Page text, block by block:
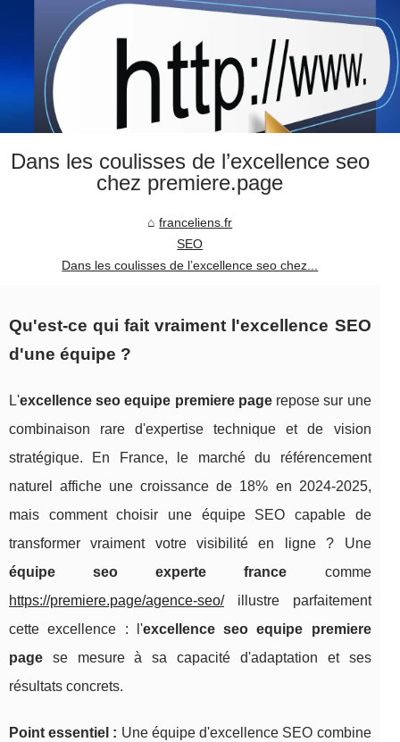
Dans les coulisses de l’excellence seo
chez premiere.page
franceliens.fr
SEO
Dans les coulisses de l’excellence seo chez...
Qu'est-ce qui fait vraiment l'excellence SEO
d'une équipe ?
L'excellence seo equipe premiere pagerepose sur une
combinaison rare d'expertise technique et de vision
stratégique. En France, le marché du référencement
naturel affiche une croissance de 18% en 2024-2025,
mais comment choisir une équipe SEO capable de
transformer vraiment votre visibilité en ligne ? Une
équipe seo experte france comme
https://premiere.page/agence-seo/illustre parfaitement
cette excellence : l'excellence seo equipe premiere
page se mesure à sa capacité d'adaptation et ses
résultats concrets.
Point essentiel : Une équipe d'excellence SEO combine